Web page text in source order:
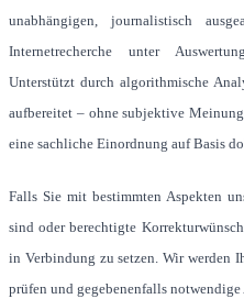
unabhängigen, journalistisch
Internetrecherche unter
Unterstützt durch algorithmische
aufbereitet – ohne subjektive
eine sachliche Einordnung auf Basis
Falls Sie mit bestimmten Aspekten
sind oder berechtigte
in Verbindung zu setzen. Wir werden
prüfen und gegebenenfalls